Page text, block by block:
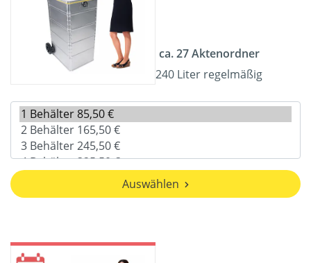
ca. 27 Aktenordner
240 Liter regelmäßig
Auswählen